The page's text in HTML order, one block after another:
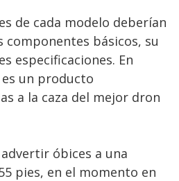
de cada modelo deberían
básicos, su
especificaciones. En
es un producto
a la caza del mejor dron
óbices a una
pies, en el momento en